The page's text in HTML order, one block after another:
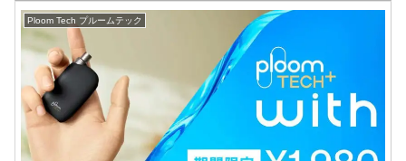
Ploom Tech プルームテック